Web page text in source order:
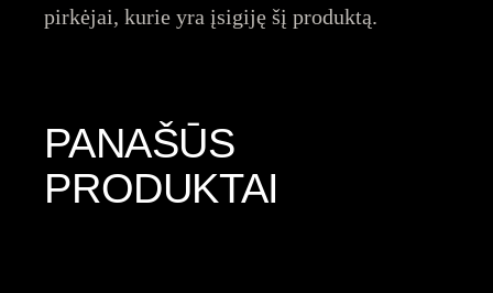
pirkėjai, kurie yra įsigiję šį produktą.
PANAŠŪS
PRODUKTAI